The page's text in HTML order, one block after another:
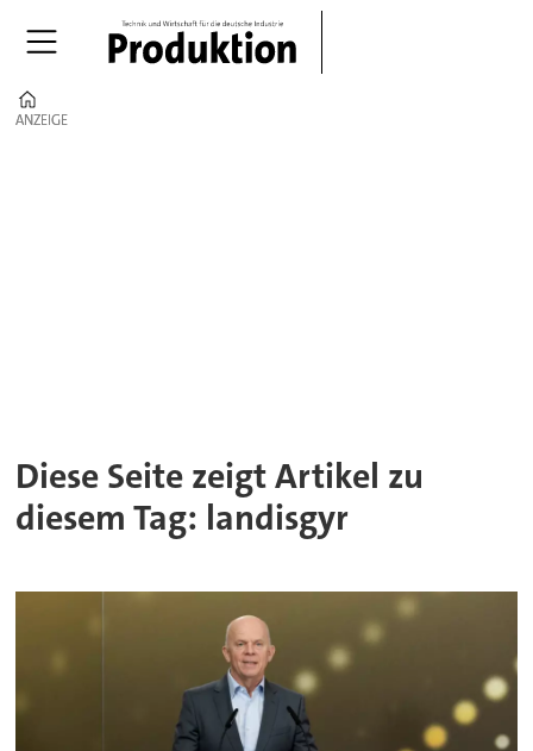
ANZEIGE
ANZEIGE
Diese Seite zeigt Artikel zu
diesem Tag: landisgyr